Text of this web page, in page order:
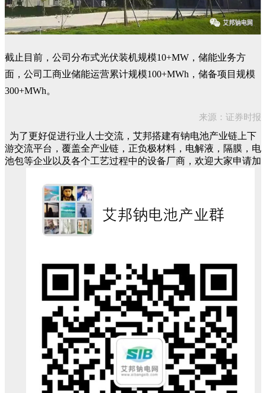
截止目前，公司分布式光伏装机规模10+MW，储能业务方
面，公司工商业储能运营累计规模100+MWh，储备项目规模
300+MWh。
来源：证券时报
为了更好促进行业人士交流，艾邦搭建有钠电池产业链上下
游交流平台，覆盖全产业链，正负极材料，电解液，隔膜，电
池包等企业以及各个工艺过程中的设备厂商，欢迎大家申请加